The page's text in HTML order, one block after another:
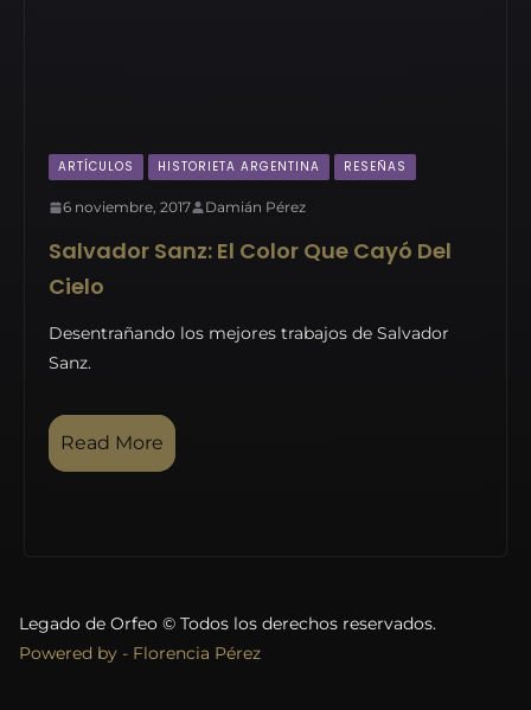
ARTÍCULOS HISTORIETA ARGENTINA RESEÑAS
6 noviembre, 2017 Damián Pérez
Salvador Sanz: El Color Que Cayó Del
Cielo
Desentrañando los mejores trabajos de Salvador
Sanz.
Read More
Legado de Orfeo © Todos los derechos reservados.
Powered by - Florencia Pérez